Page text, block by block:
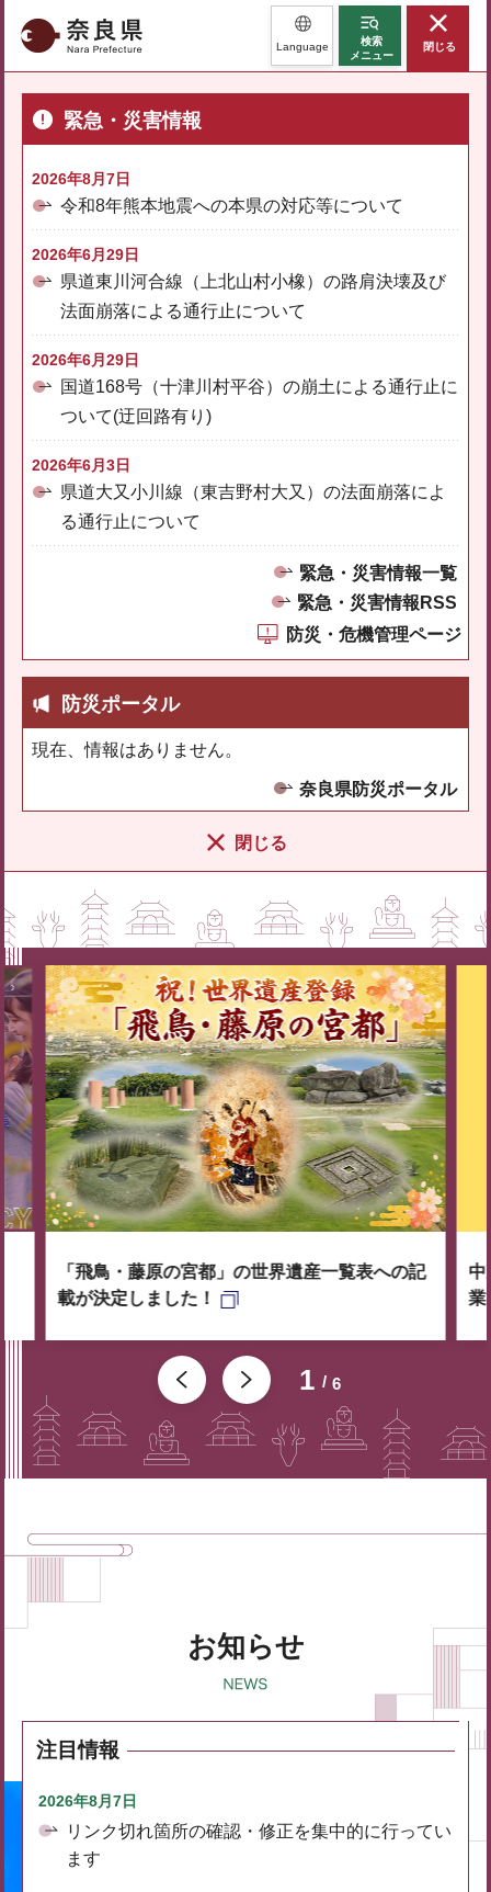
奈良県 Language
検索
メニュー
閉じる
緊急・災害情報
2026年8月7日
令和8年熊本地震への本県の対応等について
2026年6月29日
県道東川河合線（上北山村小橡）の路肩決壊及び
法面崩落による通行止について
2026年6月29日
国道168号（十津川村平谷）の崩土による通行止に
ついて(迂回路有り)
2026年6月3日
県道大又小川線（東吉野村大又）の法面崩落によ
る通行止について
緊急・災害情報一覧
緊急・災害情報RSS
防災・危機管理ページ
防災ポータル
現在、情報はありません。
奈良県防災ポータル
閉じる
1 6
「飛鳥・藤原の宮都」の世界遺産一覧表への記
載が決定しました！
中
業
お知らせ
注目情報
2026年8月7日
リンク切れ箇所の確認・修正を集中的に行ってい
ます